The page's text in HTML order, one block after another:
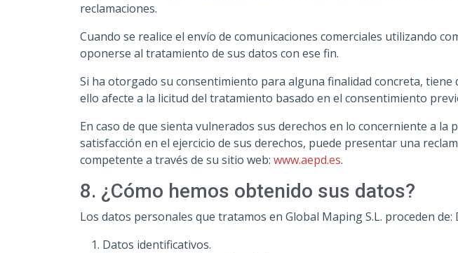
reclamaciones.
Cuando se realice el envío de comunicaciones comerciales utilizando
oponerse al tratamiento de sus datos con ese fin.
Si ha otorgado su consentimiento para alguna finalidad concreta,
ello afecte a la licitud del tratamiento basado en el consentimiento
En caso de que sienta vulnerados sus derechos en lo concerniente a
satisfacción en el ejercicio de sus derechos, puede presentar una
competente a través de su sitio web: www.aepd.es.
8. ¿Cómo hemos obtenido sus datos?
Los datos personales que tratamos en Global Maping S.L. proceden
Datos identificativos.